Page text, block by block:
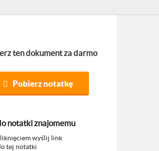
ten dokument za darmo
Pobierz notatkę
notatki znajomemu
wyślij link
tej notatki